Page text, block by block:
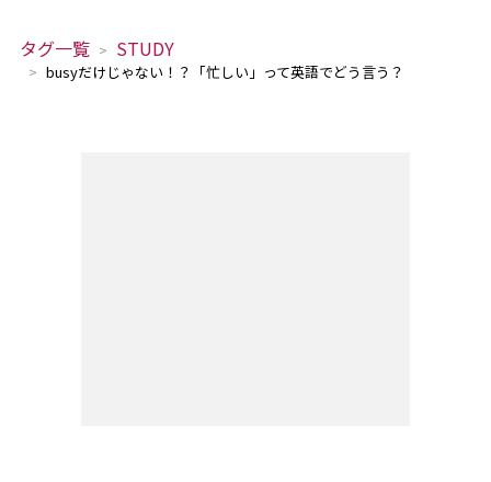
タグ一覧 STUDY
busyだけじゃない！？「忙しい」って英語でどう言う？